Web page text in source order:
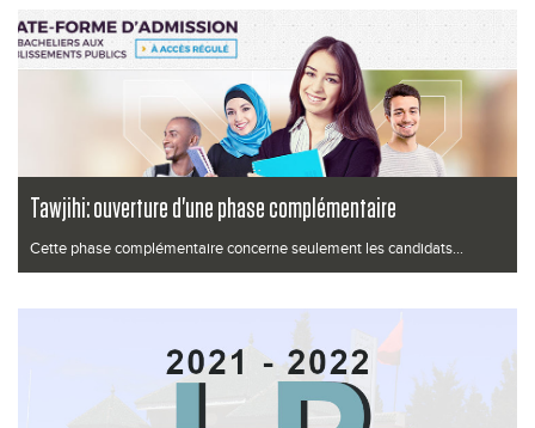
Lire la suite
Tawjihi: ouverture d'une phase complémentaire
Cette phase complémentaire concerne seulement les candidats...